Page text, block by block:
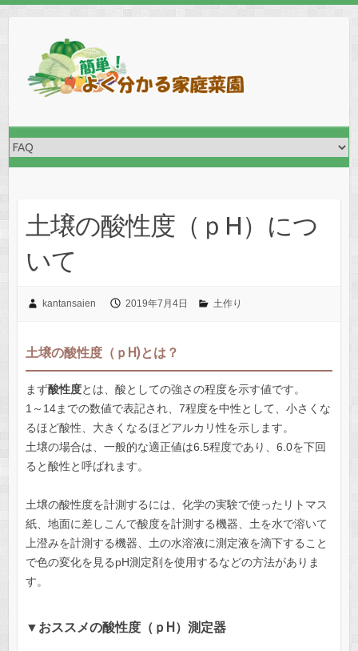
土壌の酸性度（ｐH）につ
いて
kantansaien 2019年7月4日 土作り
土壌の酸性度（ｐH)とは？
まず酸性度とは、酸としての強さの程度を示す値です。
1～14までの数値で表記され、7程度を中性として、小さくな
るほど酸性、大きくなるほどアルカリ性を示します。
土壌の場合は、一般的な適正値は6.5程度であり、6.0を下回
ると酸性と呼ばれます。
土壌の酸性度を計測するには、化学の実験で使ったリトマス
紙、地面に差しこんで酸度を計測する機器、土を水で溶いて
上澄みを計測する機器、土の水溶液に測定液を滴下すること
で色の変化を見るpH測定剤を使用するなどの方法がありま
す。
▼おススメの酸性度（ｐH）測定器